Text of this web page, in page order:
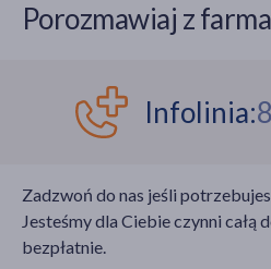
Porozmawiaj z
Infolinia:
Zadzwoń do nas jeśli
Jesteśmy dla Ciebie czynni całą
bezpłatnie.